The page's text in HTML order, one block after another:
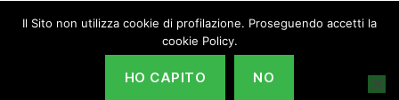
Bonifica e Irrigazione”
Il Sito non utilizza cookie di profilazione. Proseguendo accetti la
cookie Policy.
HO CAPITO NO